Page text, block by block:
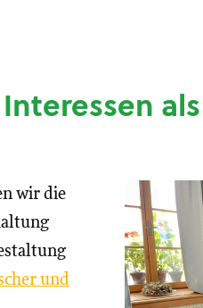
wir die
und